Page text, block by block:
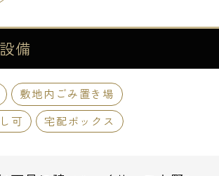
設備
敷地内ごみ置き場
可
宅配ボックス